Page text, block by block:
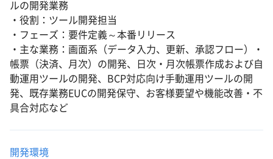
ルの開発業務
・役割：ツール開発担当
・フェーズ：要件定義～本番リリース
・主な業務：画面系（データ入力、更新、承認フロー）・
帳票（決済、月次）の開発、日次・月次帳票作成および自
動運用ツールの開発、BCP対応向け手動運用ツールの開
発、既存業務EUCの開発保守、お客様要望や機能改善・不
具合対応など
開発環境